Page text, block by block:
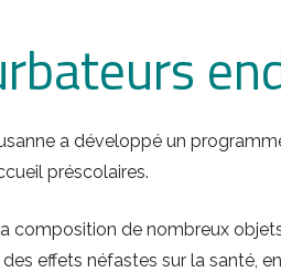
a développé un
préscolaires.
composition de nombreux
effets néfastes sur la santé,